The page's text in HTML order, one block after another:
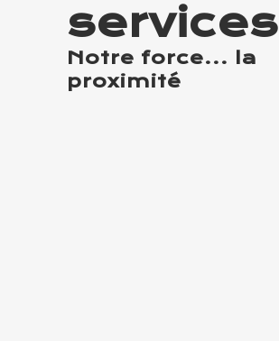
services
Notre force... la
proximité